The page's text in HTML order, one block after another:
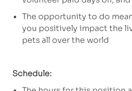
The opportunity to do
you positively impact the
pets all over the world
Schedule: